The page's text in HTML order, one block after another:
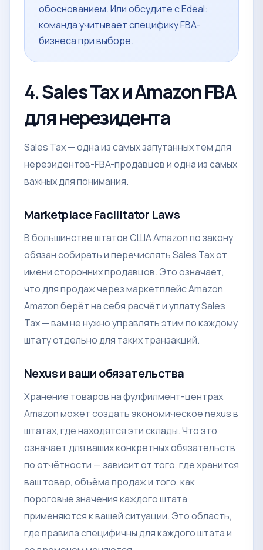
обоснованием. Или обсудите с Edeal:
команда учитывает специфику FBA-
бизнеса при выборе.
4. Sales Tax и Amazon FBA
для нерезидента
Sales Tax — одна из самых запутанных тем для
нерезидентов-FBA-продавцов и одна из самых
важных для понимания.
Marketplace Facilitator Laws
В большинстве штатов США Amazon по закону
обязан собирать и перечислять Sales Tax от
имени сторонних продавцов. Это означает,
что для продаж через маркетплейс Amazon
Amazon берёт на себя расчёт и уплату Sales
Tax — вам не нужно управлять этим по каждому
штату отдельно для таких транзакций.
Nexus и ваши обязательства
Хранение товаров на фулфилмент-центрах
Amazon может создать экономическое nexus в
штатах, где находятся эти склады. Что это
означает для ваших конкретных обязательств
по отчётности — зависит от того, где хранится
ваш товар, объёма продаж и того, как
пороговые значения каждого штата
применяются к вашей ситуации. Это область,
где правила специфичны для каждого штата и